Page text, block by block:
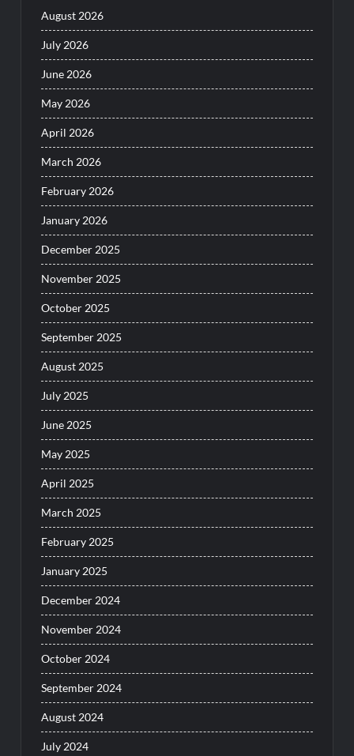
August 2026
July 2026
June 2026
May 2026
April 2026
March 2026
February 2026
January 2026
December 2025
November 2025
October 2025
September 2025
August 2025
July 2025
June 2025
May 2025
April 2025
March 2025
February 2025
January 2025
December 2024
November 2024
October 2024
September 2024
August 2024
July 2024